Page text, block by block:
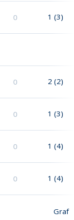
0 1 (3)
0 2 (2)
0 1 (3)
0 1 (4)
0 1 (4)
Graf